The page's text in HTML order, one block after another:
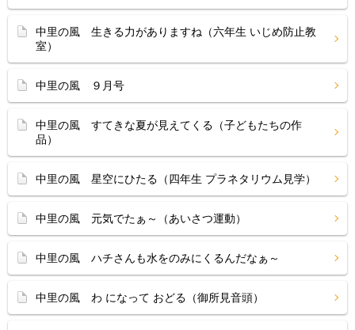
中里の風 生きる力がありますね（六年生 いじめ防止教
室）
中里の風 ９月号
中里の風 すてきな夏が見えてくる（子どもたちの作
品）
中里の風 星空にひたる（四年生 プラネタリウム見学）
中里の風 元気でたぁ～（あいさつ運動）
中里の風 ハチさんも水をのみにくるんだなぁ～
中里の風 わ になって おどる（御所見音頭）